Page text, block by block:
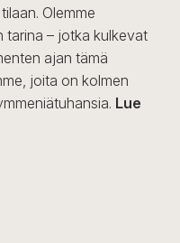
Olemme
tarina – jotka kulkevat
ajan tämä
joita on kolmen
Lue